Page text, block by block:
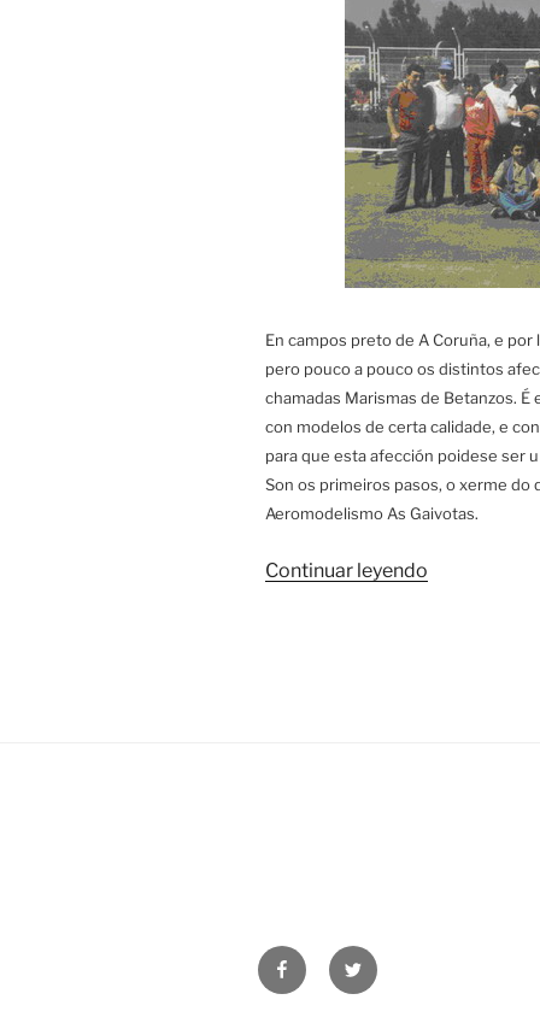
En campos preto de A Coruña, e
pero pouco a pouco os distintos
chamadas Marismas de Betanzos.
con modelos de certa calidade, e
para que esta afección poidese ser
Son os primeiros pasos, o xerme
Aeromodelismo As Gaivotas.
Continuar leyendo
FacebookTwitter